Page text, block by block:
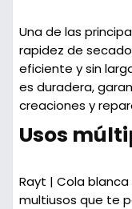
Una de las
rapidez de
eficiente y sin
es duradera,
creaciones y
Usos
Rayt | Cola
multiusos que te